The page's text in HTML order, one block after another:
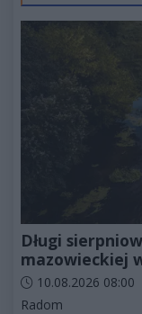
Długi
mazowieckiej
Data dodania
10.08.2026 08:00
Kategorie artykułu:
Radom